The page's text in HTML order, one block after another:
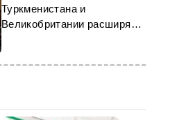
Туркменистана и
Великобритании расширяют
академическое
сотрудничество